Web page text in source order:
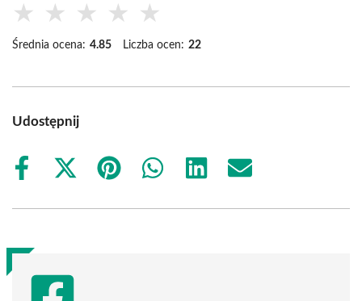
★ ★ ★ ★ ★
Średnia ocena: 4.85 Liczba ocen: 22
Udostępnij
Share
Share
(Twitter)
Share
Share
Share
Share